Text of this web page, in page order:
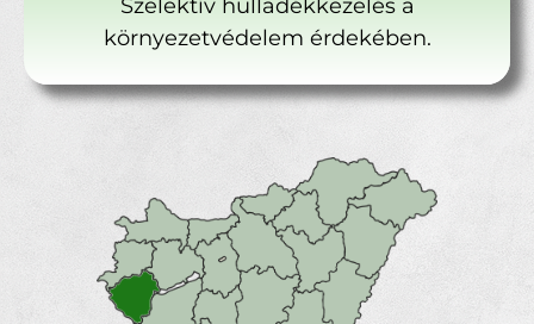
Szelektív hulladékkezelés a
környezetvédelem érdekében.